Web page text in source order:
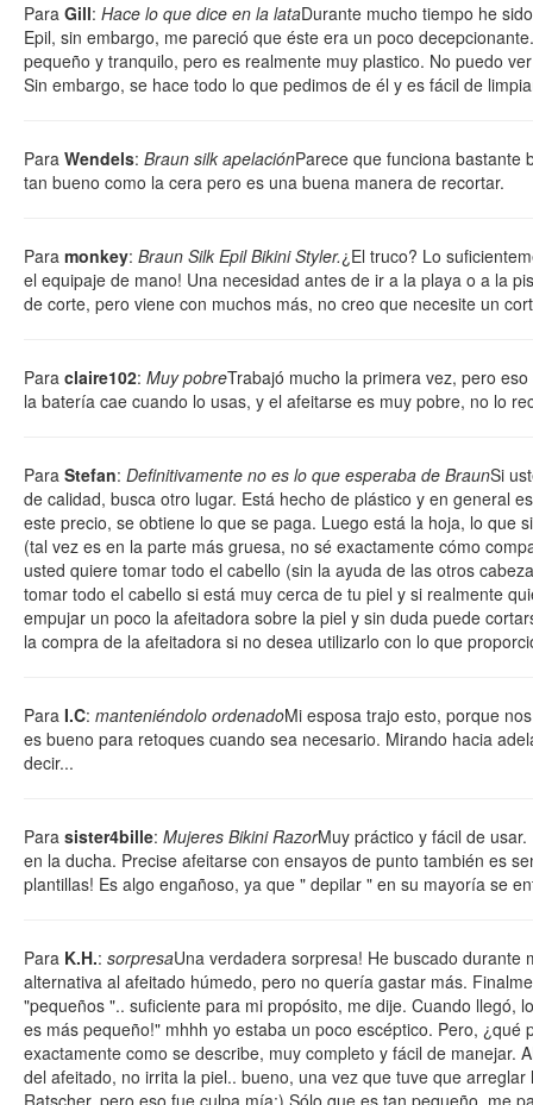
Para Gill: Hace lo que dice en la lataDurante mucho tiempo he
Epil, sin embargo, me pareció que éste era un poco
pequeño y tranquilo, pero es realmente muy plastico. No puedo
Sin embargo, se hace todo lo que pedimos de él y es fácil de
Para Wendels: Braun silk apelaciónParece que funciona bastante
tan bueno como la cera pero es una buena manera de recortar.
Para monkey: Braun Silk Epil Bikini Styler.¿El truco? Lo
el equipaje de mano! Una necesidad antes de ir a la playa o a la
de corte, pero viene con muchos más, no creo que necesite un
Para claire102: Muy pobreTrabajó mucho la primera vez, pero
la batería cae cuando lo usas, y el afeitarse es muy pobre, no lo
Para Stefan: Definitivamente no es lo que esperaba de BraunSi
de calidad, busca otro lugar. Está hecho de plástico y en general
este precio, se obtiene lo que se paga. Luego está la hoja, lo que
(tal vez es en la parte más gruesa, no sé exactamente cómo
usted quiere tomar todo el cabello (sin la ayuda de las otros
tomar todo el cabello si está muy cerca de tu piel y si realmente
empujar un poco la afeitadora sobre la piel y sin duda puede
la compra de la afeitadora si no desea utilizarlo con lo que
Para I.C: manteniéndolo ordenadoMi esposa trajo esto, porque
es bueno para retoques cuando sea necesario. Mirando hacia
decir...
Para sister4bille: Mujeres Bikini RazorMuy práctico y fácil de
en la ducha. Precise afeitarse con ensayos de punto también es
plantillas! Es algo engañoso, ya que " depilar " en su mayoría se
Para K.H.: sorpresaUna verdadera sorpresa! He buscado durante
alternativa al afeitado húmedo, pero no quería gastar más.
"pequeños ".. suficiente para mi propósito, me dije. Cuando llegó,
es más pequeño!" mhhh yo estaba un poco escéptico. Pero, ¿qué
exactamente como se describe, muy completo y fácil de manejar.
del afeitado, no irrita la piel.. bueno, una vez que tuve que
Ratscher, pero eso fue culpa mía;) Sólo que es tan pequeño, me